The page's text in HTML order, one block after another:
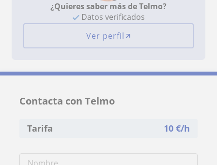
¿Quieres saber más de Telmo?
Datos verificados
Ver perfil
Contacta con Telmo
Tarifa 10 €/h